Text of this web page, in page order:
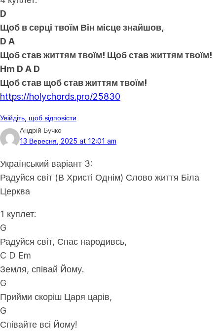
D
Щоб в серці твоїм Він місце знайшов,
D A
Щоб став життям твоїм! Щоб став життям твоїм!
Hm D A D
Щоб став щоб став життям твоїм!
https://holychords.pro/25830
Увійдіть, щоб відповісти
Андрій Бучко
13 Вересня, 2025 at 12:01 am
Український варіант 3:
Радуйся світ (В Христі Однім) Слово життя Біла
Церква
1 куплет:
G
Радуйся світ, Спас народивсь,
C D Em
Земля, співай Йому.
G
Прийми скоріш Царя царів,
G
Співайте всі Йому!